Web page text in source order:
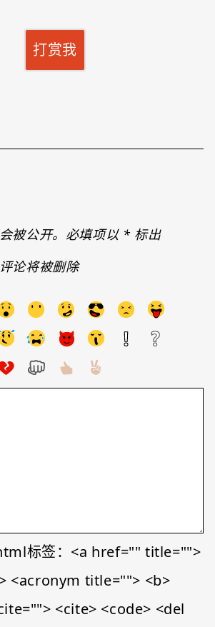
打赏我
被公开。必填项以 *标出
论将被删除
标签：<a href="" title="">
<acronym title=""> <b>
<cite> <code> <del